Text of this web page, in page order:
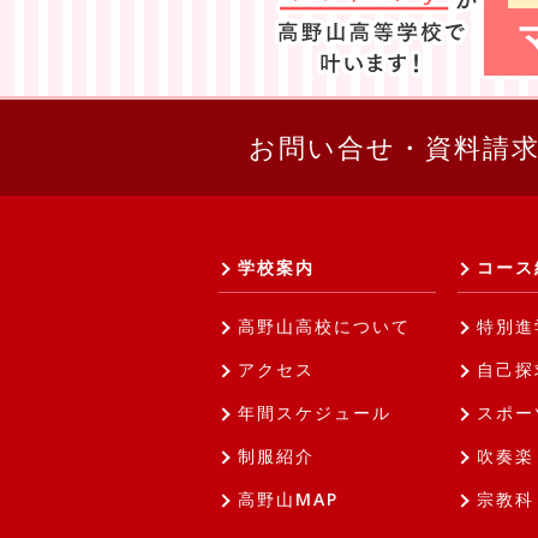
お問い合せ・資料請
学校案内
高野山高校について
アクセス
年間スケジュール
制服紹介
高野山MAP
コー
特別
自己
スポ
吹奏楽
宗教科